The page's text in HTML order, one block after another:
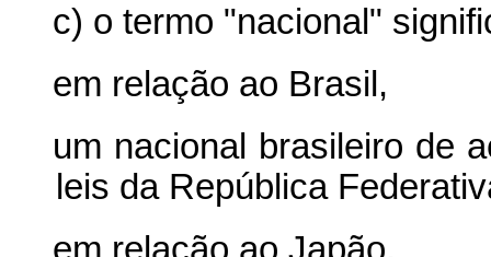
c) o termo "nacional"
em relação ao Brasil,
um nacional
brasileiro de
leis da República
em relação ao Japão,